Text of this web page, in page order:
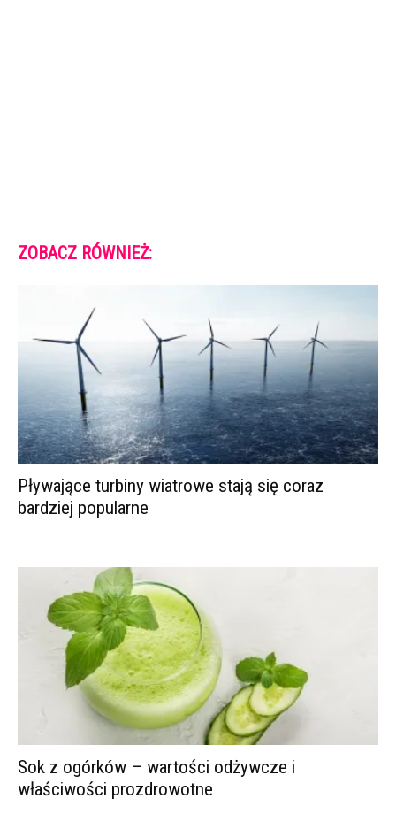
ZOBACZ RÓWNIEŻ:
Pływające turbiny wiatrowe stają się coraz
bardziej popularne
Sok z ogórków – wartości odżywcze i
właściwości prozdrowotne